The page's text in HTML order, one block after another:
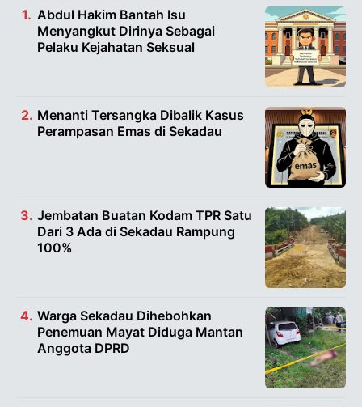
Abdul Hakim Bantah Isu
Menyangkut Dirinya Sebagai
Pelaku Kejahatan Seksual
Menanti Tersangka Dibalik Kasus
Perampasan Emas di Sekadau
Jembatan Buatan Kodam TPR Satu
Dari 3 Ada di Sekadau Rampung
100%
Warga Sekadau Dihebohkan
Penemuan Mayat Diduga Mantan
Anggota DPRD